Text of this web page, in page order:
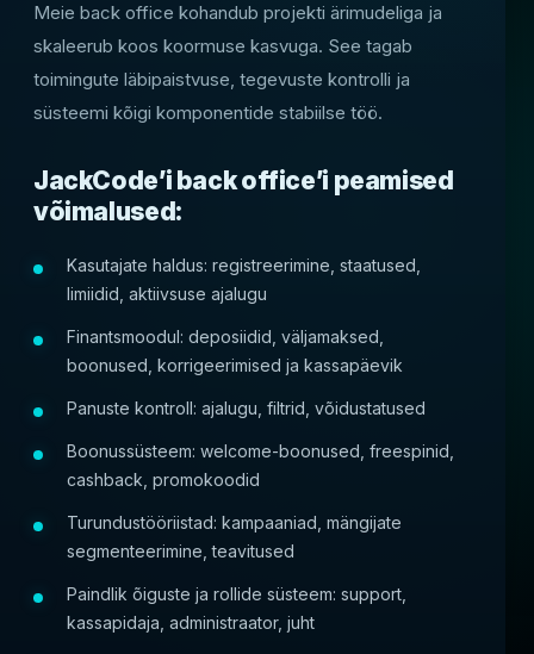
Meie back office kohandub projekti ärimudeliga ja
skaleerub koos koormuse kasvuga. See tagab
toimingute läbipaistvuse, tegevuste kontrolli ja
süsteemi kõigi komponentide stabiilse töö.
JackCode’i back office’i peamised
võimalused:
Kasutajate haldus: registreerimine, staatused,
limiidid, aktiivsuse ajalugu
Finantsmoodul: deposiidid, väljamaksed,
boonused, korrigeerimised ja kassapäevik
Panuste kontroll: ajalugu, filtrid, võidustatused
Boonussüsteem: welcome-boonused, freespinid,
cashback, promokoodid
Turundustööriistad: kampaaniad, mängijate
segmenteerimine, teavitused
Paindlik õiguste ja rollide süsteem: support,
kassapidaja, administraator, juht